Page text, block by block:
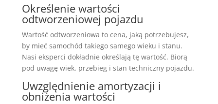
Określenie wartości
odtworzeniowej pojazdu
Wartość odtworzeniowa to cena, jaką potrzebujesz,
by mieć samochód takiego samego wieku i stanu.
Nasi eksperci dokładnie określają tę wartość. Biorą
pod uwagę wiek, przebieg i stan techniczny pojazdu.
Uwzględnienie amortyzacji i
obniżenia wartości